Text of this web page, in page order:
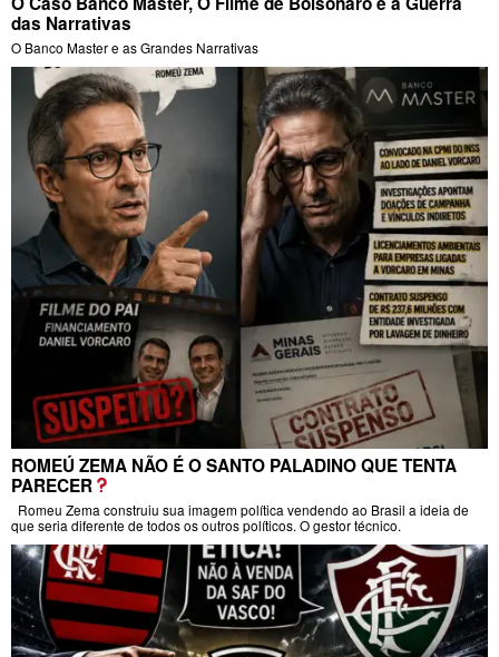
das Narrativas
O Banco Master e as Grandes Narrativas
ROMEÚ ZEMA NÃO É O SANTO PALADINO QUE TENTA
PARECER
Romeu Zema construiu sua imagem política vendendo ao Brasil a ideia de
que seria diferente de todos os outros políticos. O gestor técnico.